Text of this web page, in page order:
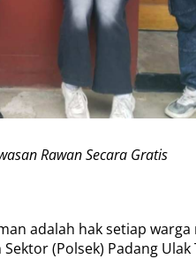
Rawan Secara Gratis
adalah hak setiap warga
(Polsek) Padang Ulak